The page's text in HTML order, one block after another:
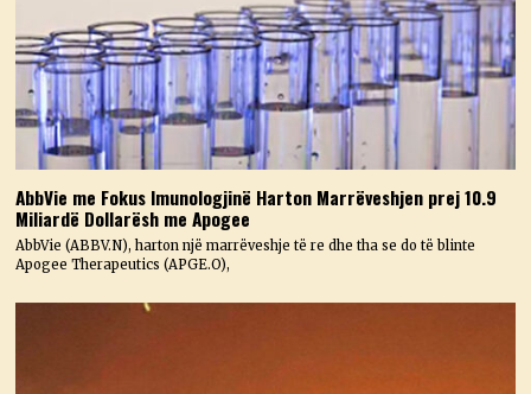
AbbVie me Fokus Imunologjinë Harton Marrëveshjen prej 10.9
Miliardë Dollarësh me Apogee
AbbVie (ABBV.N), harton një marrëveshje të re dhe tha se do të blinte
Apogee Therapeutics (APGE.O),